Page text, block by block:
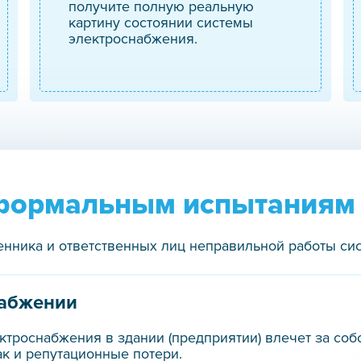
получите полную реальную
картину состоянии системы
электроснабжения.
испытаниям
и ответственных лиц неправильной работы
в здании (предприятии) влечет за
и репутационные потери.